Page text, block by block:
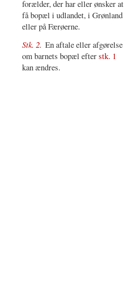
forælder, der har eller ønsker at
få bopæl i udlandet, i Grønland
eller på Færøerne.
Stk. 2. En aftale eller afgørelse
om barnets bopæl efterstk. 1
kan ændres.